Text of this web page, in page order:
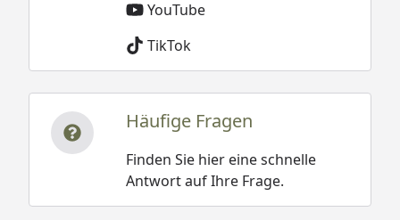
YouTube
TikTok
Häufige Fragen
Finden Sie hier eine schnelle
Antwort auf Ihre Frage.